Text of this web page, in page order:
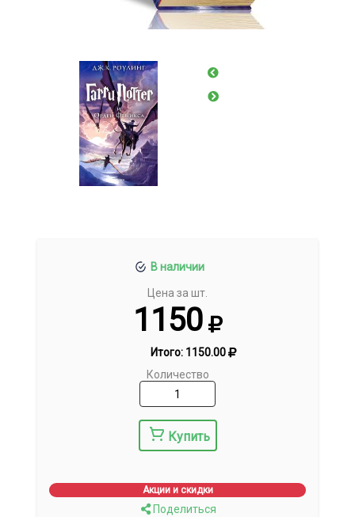
В наличии
Цена за шт.
1150
Итого: 1150.00
Количество
Купить
Акции и скидки
Поделиться